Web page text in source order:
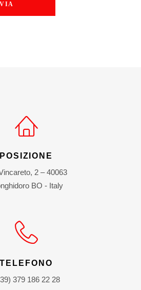
POSIZIONE
2 – 40063
BO - Italy
TELEFONO
379 186 22 28